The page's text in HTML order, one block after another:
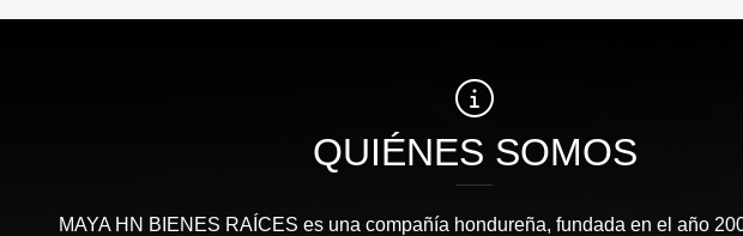
QUIÉNES SOMOS
MAYA HN BIENES RAÍCES​ es una compañía hondureña, fundada en el año